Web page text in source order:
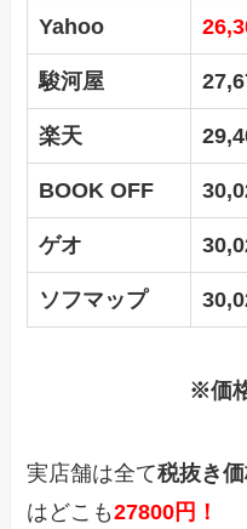
Yahoo
駿河屋
楽天
BOOK OFF
ゲオ
ソフマップ
※価
実店舗は全て税抜き
はどこも27800円！